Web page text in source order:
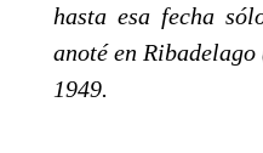
hasta esa fecha
anoté en
1949.